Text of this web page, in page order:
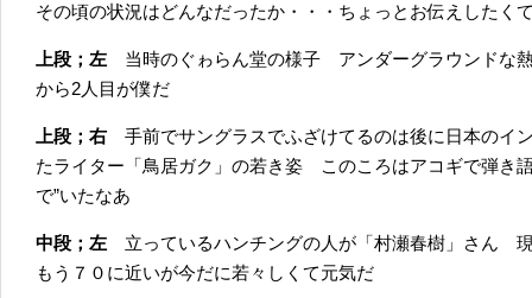
その頃の状況はどんなだったか・・・ちょっとお伝えしたく
上段；左 当時のぐゎらん堂の様子 アンダーグラウンドな
から2人目が僕だ
上段；右 手前でサングラスでふざけてるのは後に日本のイ
たライター「鳥居ガク」の若き姿 このころはアコギで弾き
で”いたなあ
中段；左 立っているハンチングの人が「村瀬春樹」さん
もう７０に近いが今だに若々しくて元気だ